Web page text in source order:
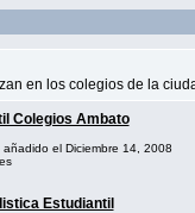
en los colegios de la
Colegios Ambato
añadido el Diciembre 14, 2008
Estudiantil